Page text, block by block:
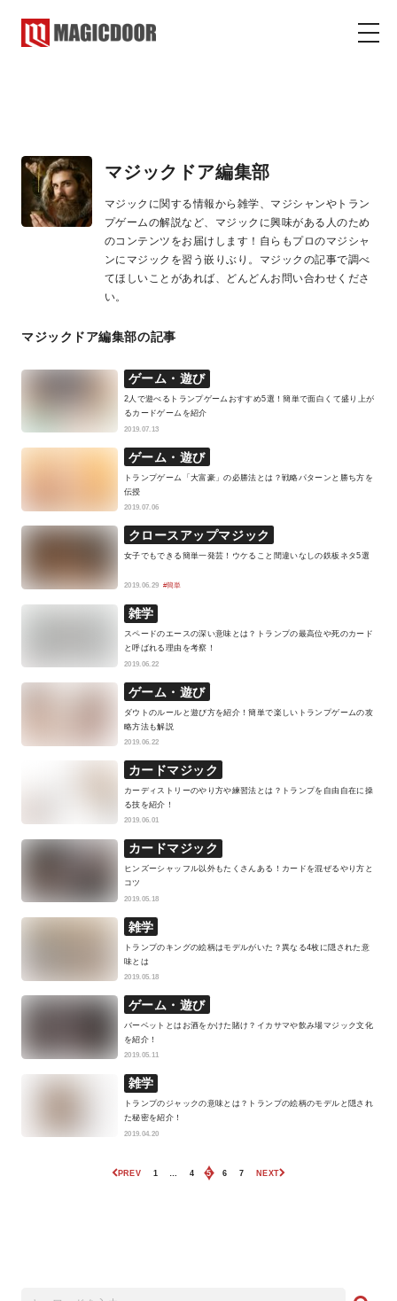
マジックドア
マジックドア編集部
マジックに関する情報から雑学、マジシャンやトラン
プゲームの解説など、マジックに興味がある人のため
のコンテンツをお届けします！自らもプロのマジシャ
ンにマジックを習う嵌りぶり。マジックの記事で調べ
てほしいことがあれば、どんどんお問い合わせくださ
い。
マジックドア編集部の記事
ゲーム・遊び
2人で遊べるトランプゲームおすすめ5選！簡単で面白くて盛り上が
るカードゲームを紹介
2019.07.13
ゲーム・遊び
トランプゲーム「大富豪」の必勝法とは？戦略パターンと勝ち方を
伝授
2019.07.06
クロースアップマジック
女子でもできる簡単一発芸！ウケること間違いなしの鉄板ネタ5選
2019.06.29 #簡単
雑学
スペードのエースの深い意味とは？トランプの最高位や死のカード
と呼ばれる理由を考察！
2019.06.22
ゲーム・遊び
ダウトのルールと遊び方を紹介！簡単で楽しいトランプゲームの攻
略方法も解説
2019.06.22
カードマジック
カーディストリーのやり方や練習法とは？トランプを自由自在に操
る技を紹介！
2019.06.01
カードマジック
ヒンズーシャッフル以外もたくさんある！カードを混ぜるやり方と
コツ
2019.05.18
雑学
トランプのキングの絵柄はモデルがいた？異なる4枚に隠された意
味とは
2019.05.18
ゲーム・遊び
バーベットとはお酒をかけた賭け？イカサマや飲み場マジック文化
を紹介！
2019.05.11
雑学
トランプのジャックの意味とは？トランプの絵柄のモデルと隠され
た秘密を紹介！
2019.04.20
PREV 1 4 5 6 7 NEXT